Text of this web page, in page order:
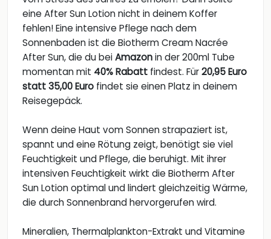
eine After Sun Lotion nicht in deinem Koffer
fehlen! Eine intensive Pflege nach dem
Sonnenbaden ist die Biotherm Cream Nacrée
After Sun, die du beiAmazonin der 200ml Tube
momentan mit 40% Rabatt findest. Für20,95 Euro
statt 35,00 Euro findet sie einen Platz in deinem
Reisegepäck.
Wenn deine Haut vom Sonnen strapaziert ist,
spannt und eine Rötung zeigt, benötigt sie viel
Feuchtigkeit und Pflege, die beruhigt. Mit ihrer
intensiven Feuchtigkeit wirkt die Biotherm After
Sun Lotion optimal und lindert gleichzeitig Wärme,
die durch Sonnenbrand hervorgerufen wird.
Mineralien, Thermalplankton-Extrakt und Vitamine